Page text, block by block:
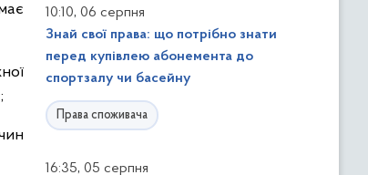
10:10, 06 серпня
Знай свої права: що потрібно знати
перед купівлею абонемента до
спортзалу чи басейну
Права споживача
16:35, 05 серпня